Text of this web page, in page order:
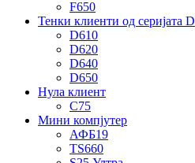
F650
Тенки клиенти од серијата D
D610
D620
D640
D650
Нула клиент
C75
Мини компјутер
АФБ19
TS660